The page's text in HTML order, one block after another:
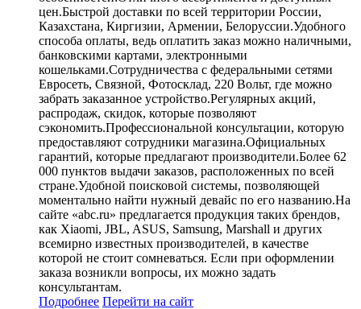
цен.Быстрой доставки по всей территории России,
Казахстана, Киргизии, Армении, Белоруссии.Удобного
способа оплаты, ведь оплатить заказ можно наличными,
банковскими картами, электронными
кошельками.Сотрудничества с федеральными сетями
Евросеть, Связной, Фотосклад, 220 Вольт, где можно
забрать заказанное устройство.Регулярных акций,
распродаж, скидок, которые позволяют
сэкономить.Профессиональной консультации, которую
предоставляют сотрудники магазина.Официальных
гарантий, которые предлагают производители.Более 62
000 пунктов выдачи заказов, расположенных по всей
стране.Удобной поисковой системы, позволяющей
моментально найти нужный девайс по его названию.На
сайте «abc.ru» предлагается продукция таких брендов,
как Xiaomi, JBL, ASUS, Samsung, Marshall и других
всемирно известных производителей, в качестве
которой не стоит сомневаться. Если при оформлении
заказа возникли вопросы, их можно задать
консультантам.
Подробнее Перейти на сайт